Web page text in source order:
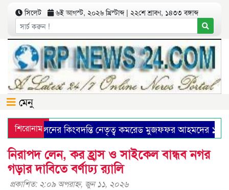
সিলেট ৬ই আগস্ট, ২০২৬ খ্রিস্টাব্দ | ২২শে শ্রাবণ, ১৪৩৩ বঙ্গাব্দ
মেনু
শিরোনাম
আন্দোলনের কিংবদন্তি নেতৃত্ব কমরেড মুজফ্ফর আহমদের ১৩৭তম
সৈয়দ এ বি মাহমুদ হোসেনের ৪৪তম মৃত্যুবার্ষিকী কাল
নিরাপদ লেন, কর হ্রাস ও সাইকেল বান্ধব নগর
গড়ার দাবিতে বর্ণাঢ্য র‍্যালি
প্রকাশিত: ২:০৯ অপরাহ্ণ, জুন ১১, ২০২৬